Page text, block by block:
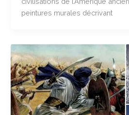
peintures murales décrivant